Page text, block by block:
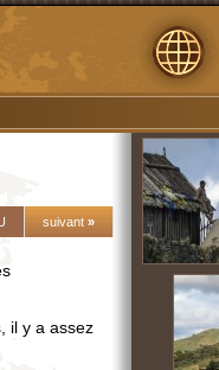
suivant »
il y a assez